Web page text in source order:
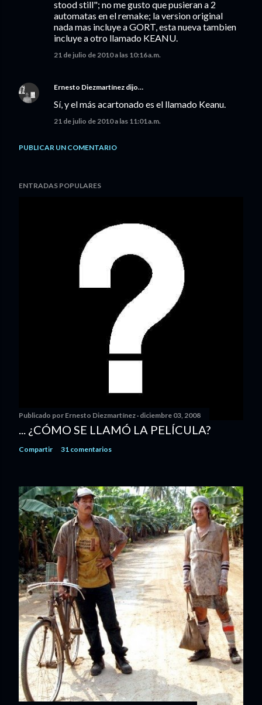
stood still"; no me gusto que pusieran a 2
automatas en el remake; la version original
nada mas incluye a GORT, esta nueva tambien
incluye a otro llamado KEANU.
21 de julio de 2010 a las 10:16 a.m.
Ernesto Diezmartínez dijo…
Sí, y el más acartonado es el llamado Keanu.
21 de julio de 2010 a las 11:01 a.m.
PUBLICAR UN COMENTARIO
ENTRADAS POPULARES
Publicado por Ernesto Diezmartínez diciembre 03, 2008
... ¿CÓMO SE LLAMÓ LA PELÍCULA?
Compartir 31 comentarios